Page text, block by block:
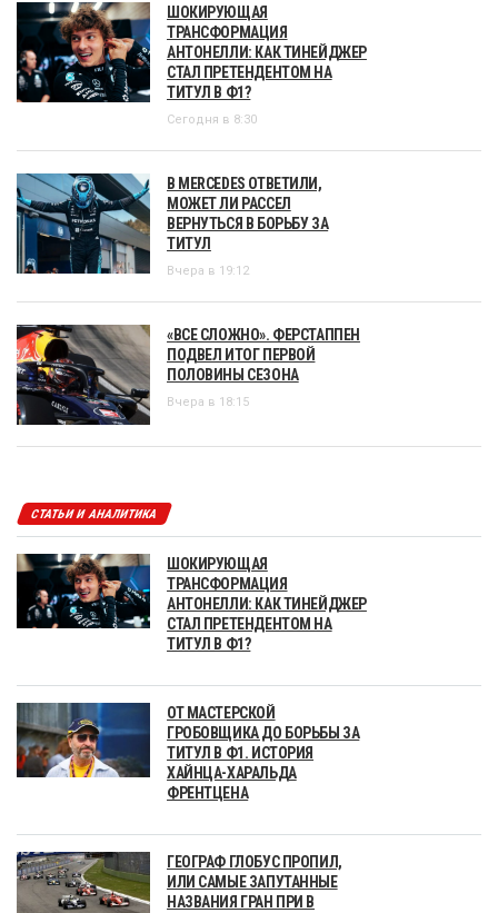
ШОКИРУЮЩАЯ
ТРАНСФОРМАЦИЯ
АНТОНЕЛЛИ: КАК ТИНЕЙДЖЕР
СТАЛ ПРЕТЕНДЕНТОМ НА
ТИТУЛ В Ф1?
Сегодня в 8:30
В MERCEDES ОТВЕТИЛИ,
МОЖЕТ ЛИ РАССЕЛ
ВЕРНУТЬСЯ В БОРЬБУ ЗА
ТИТУЛ
Вчера в 19:12
«ВСЕ СЛОЖНО». ФЕРСТАППЕН
ПОДВЕЛ ИТОГ ПЕРВОЙ
ПОЛОВИНЫ СЕЗОНА
Вчера в 18:15
СТАТЬИ И АНАЛИТИКА
ШОКИРУЮЩАЯ
ТРАНСФОРМАЦИЯ
АНТОНЕЛЛИ: КАК ТИНЕЙДЖЕР
СТАЛ ПРЕТЕНДЕНТОМ НА
ТИТУЛ В Ф1?
ОТ МАСТЕРСКОЙ
ГРОБОВЩИКА ДО БОРЬБЫ ЗА
ТИТУЛ В Ф1. ИСТОРИЯ
ХАЙНЦА-ХАРАЛЬДА
ФРЕНТЦЕНА
ГЕОГРАФ ГЛОБУС ПРОПИЛ,
ИЛИ САМЫЕ ЗАПУТАННЫЕ
НАЗВАНИЯ ГРАН ПРИ В